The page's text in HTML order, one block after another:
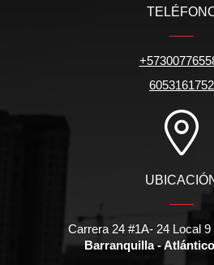
6053161752
Carrera 24 #1A- 24 Local
Barranquilla -